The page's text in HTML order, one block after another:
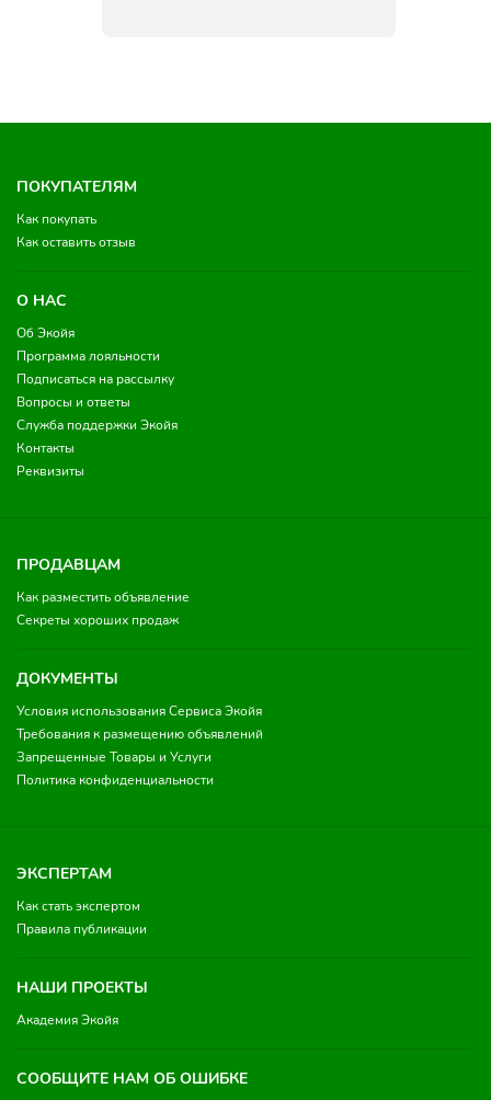
ПОКУПАТЕЛЯМ
Как покупать
Как оставить отзыв
О НАС
Об Экойя
Программа лояльности
Подписаться на рассылку
Вопросы и ответы
Служба поддержки Экойя
Контакты
Реквизиты
ПРОДАВЦАМ
Как разместить объявление
Секреты хороших продаж
ДОКУМЕНТЫ
Условия использования Сервиса Экойя
Требования к размещению объявлений
Запрещенные Товары и Услуги
Политика конфиденциальности
ЭКСПЕРТАМ
Как стать экспертом
Правила публикации
НАШИ ПРОЕКТЫ
Академия Экойя
СООБЩИТЕ НАМ ОБ ОШИБКЕ